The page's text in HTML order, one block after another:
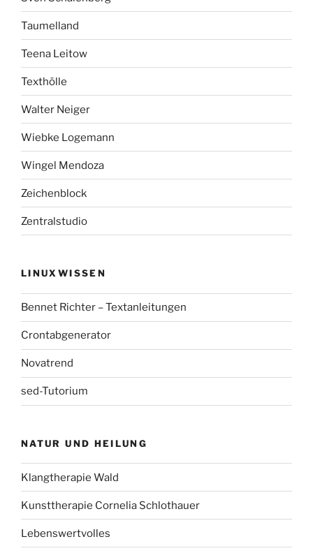
Taumelland
Teena Leitow
Texthölle
Walter Neiger
Wiebke Logemann
Wingel Mendoza
Zeichenblock
Zentralstudio
LINUXWISSEN
Bennet Richter – Textanleitungen
Crontabgenerator
Novatrend
sed-Tutorium
NATUR UND HEILUNG
Klangtherapie Wald
Kunsttherapie Cornelia Schlothauer
Lebenswertvolles